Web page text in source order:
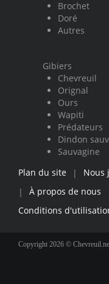
Brochet
Doré
Autres
Gibiers
Chevreuil
Orignal
Ours
Wapiti
Prédateurs
Dindon
Sauvagine
Plan du site
|
Nous
|
À propos de nous
Conditions
Copyright 2026 ©